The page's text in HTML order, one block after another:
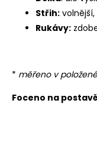
Střih:
Rukávy:
* měřeno v
Foceno na